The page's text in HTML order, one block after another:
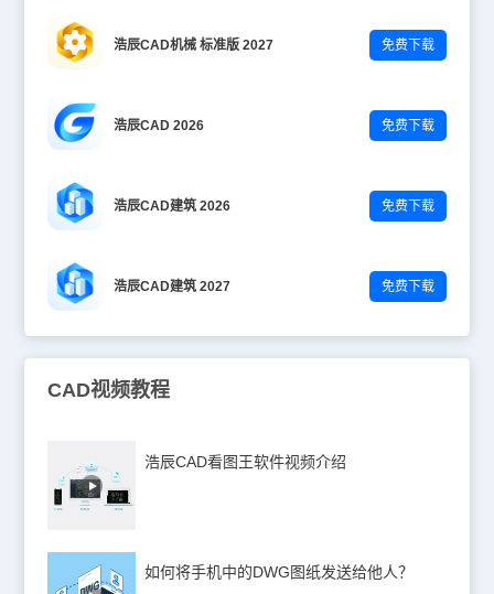
浩辰CAD机械 标准版 2027 免费下载
浩辰CAD 2026 免费下载
浩辰CAD建筑 2026 免费下载
浩辰CAD建筑 2027 免费下载
CAD视频教程
浩辰CAD看图王软件视频介绍
如何将手机中的DWG图纸发送给他人？